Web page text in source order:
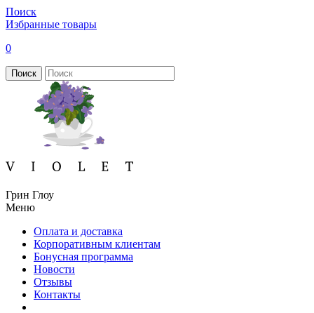
Поиск
Избранные товары
0
Поиск
Грин Глоу
Меню
Оплата и доставка
Корпоративным клиентам
Бонусная программа
Новости
Отзывы
Контакты